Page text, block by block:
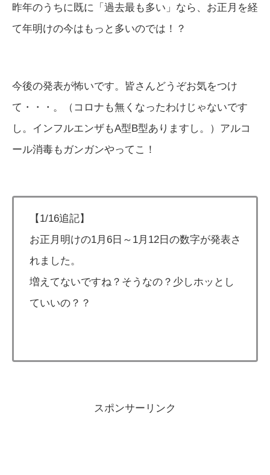
昨年のうちに既に「過去最も多い」なら、お正月を経
て年明けの今はもっと多いのでは！？
今後の発表が怖いです。皆さんどうぞお気をつけ
て・・・。（コロナも無くなったわけじゃないです
し。インフルエンザもA型B型ありますし。）アルコ
ール消毒もガンガンやってこ！
【1/16追記】
お正月明けの1月6日～1月12日の数字が発表さ
れました。
増えてないですね？そうなの？少しホッとし
ていいの？？
スポンサーリンク